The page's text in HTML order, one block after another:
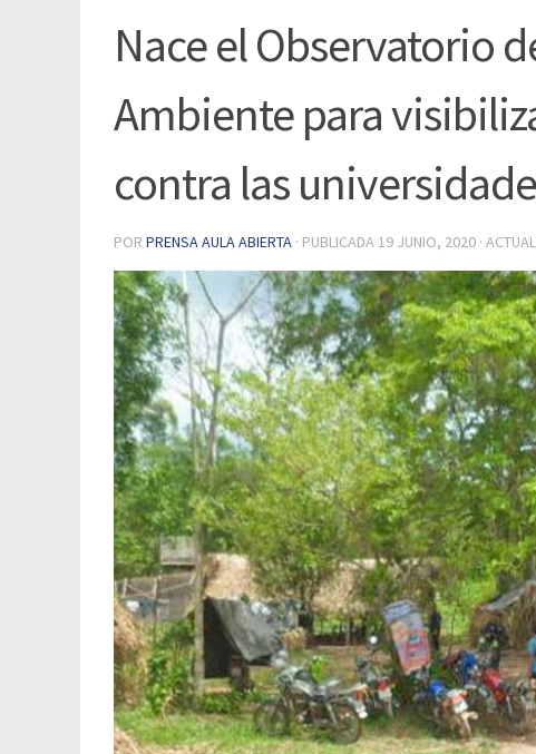
Nace el Observatorio
Ambiente para
contra las
POR PRENSA AULA ABIERTA · PUBLICADA 19 JUNIO, 2020 ·